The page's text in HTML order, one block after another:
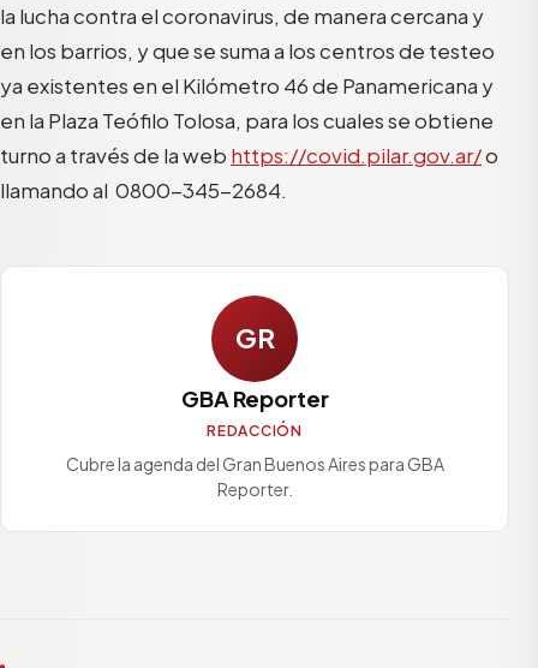
la lucha contra el coronavirus, de manera cercana y
en los barrios, y que se suma a los centros de testeo
ya existentes en el Kilómetro 46 de Panamericana y
en la Plaza Teófilo Tolosa, para los cuales se obtiene
turno a través de la web https://covid.pilar.gov.ar/o
llamando al 0800-345-2684.
GR
GBA Reporter
REDACCIÓN
Cubre la agenda del Gran Buenos Aires para GBA
Reporter.